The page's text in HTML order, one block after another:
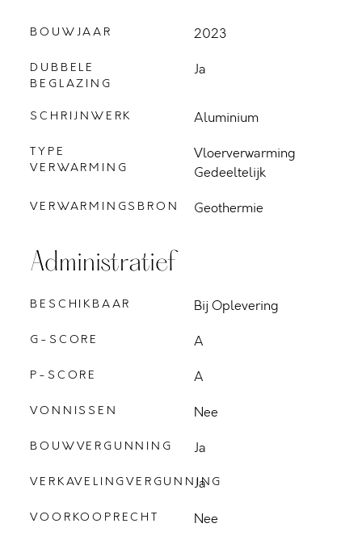
BOUWJAAR 2023
DUBBELE
BEGLAZING
Ja
SCHRIJNWERK Aluminium
TYPE
VERWARMING
Vloerverwarming
Gedeeltelijk
VERWARMINGSBRON Geothermie
Administratief
BESCHIKBAAR Bij Oplevering
G-SCORE A
P-SCORE A
VONNISSEN Nee
BOUWVERGUNNING Ja
VERKAVELINGVERGUNNING
Ja
VOORKOOPRECHT Nee